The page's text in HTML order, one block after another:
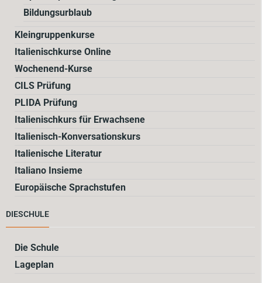
Bildungsurblaub
Kleingruppenkurse
Italienischkurse Online
Wochenend-Kurse
CILS Prüfung
PLIDA Prüfung
Italienischkurs für Erwachsene
Italienisch-Konversationskurs
Italienische Literatur
Italiano Insieme
Europäische Sprachstufen
DIESCHULE
Die Schule
Lageplan